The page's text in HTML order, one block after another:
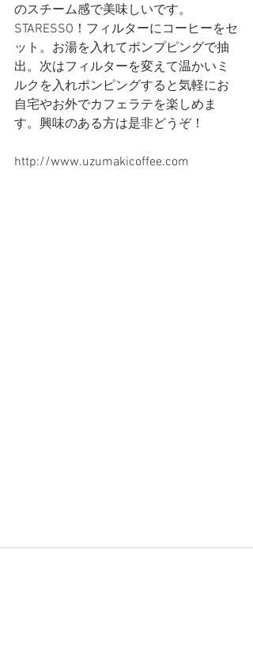
のスチーム感で美味しいです。
STARESSO！フィルターにコーヒーをセ
ット。お湯を入れてポンプピングで抽
出。次はフィルターを変えて温かいミ
ルクを入れポンピングすると気軽にお
自宅やお外でカフェラテを楽しめま
す。興味のある方は是非どうぞ！
http://www.uzumakicoffee.com